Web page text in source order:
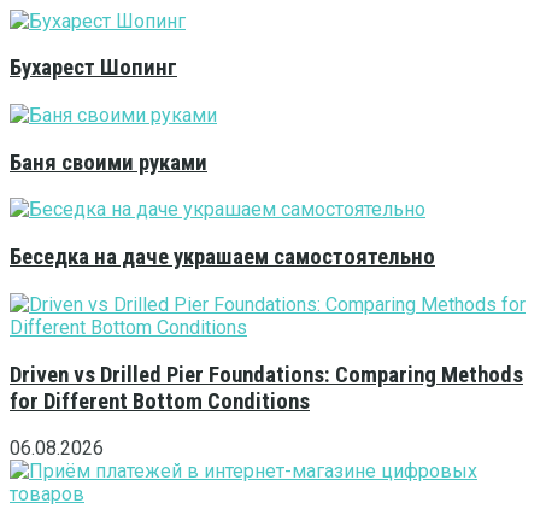
Бухарест Шопинг
Баня своими руками
Беседка на даче украшаем самостоятельно
Driven vs Drilled Pier Foundations: Comparing Methods
for Different Bottom Conditions
06.08.2026